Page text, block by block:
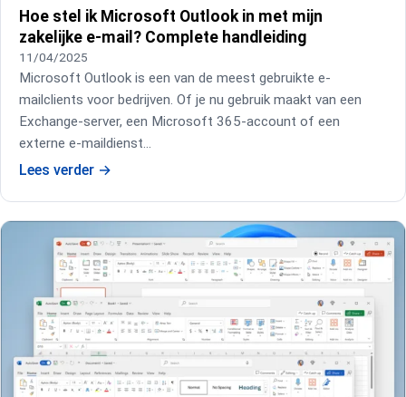
Hoe stel ik Microsoft Outlook in met mijn
zakelijke e-mail? Complete handleiding
11/04/2025
Microsoft Outlook is een van de meest gebruikte e-
mailclients voor bedrijven. Of je nu gebruik maakt van een
Exchange-server, een Microsoft 365-account of een
externe e-maildienst…
Lees verder →